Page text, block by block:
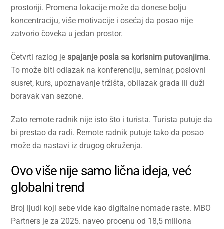
prostoriji. Promena lokacije može da donese bolju
koncentraciju, više motivacije i osećaj da posao nije
zatvorio čoveka u jedan prostor.
Četvrti razlog je spajanje posla sa korisnim putovanjima.
To može biti odlazak na konferenciju, seminar, poslovni
susret, kurs, upoznavanje tržišta, obilazak grada ili duži
boravak van sezone.
Zato remote radnik nije isto što i turista. Turista putuje da
bi prestao da radi. Remote radnik putuje tako da posao
može da nastavi iz drugog okruženja.
Ovo više nije samo lična ideja, već
globalni trend
Broj ljudi koji sebe vide kao digitalne nomade raste. MBO
Partners je za 2025. naveo procenu od 18,5 miliona